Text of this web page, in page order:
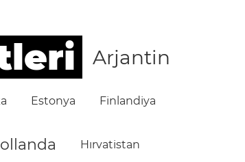
Arjantin
Estonya Finlandiya
Hırvatistan